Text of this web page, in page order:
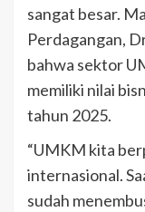
sangat besar.
Perdagangan,
bahwa sektor
memiliki nilai
tahun 2025.
“UMKM kita
internasional.
sudah